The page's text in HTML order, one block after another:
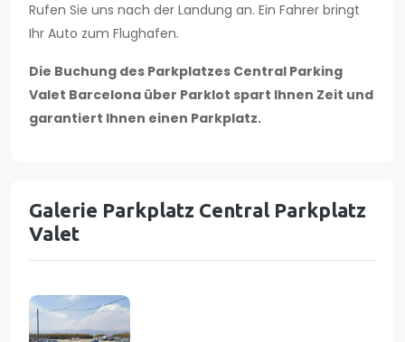
Rufen Sie uns nach der Landung an. Ein Fahrer bringt
Ihr Auto zum Flughafen.
Die Buchung des Parkplatzes Central Parking
Valet Barcelona über Parklot spart Ihnen Zeit und
garantiert Ihnen einen Parkplatz.
Galerie Parkplatz Central Parkplatz
Valet